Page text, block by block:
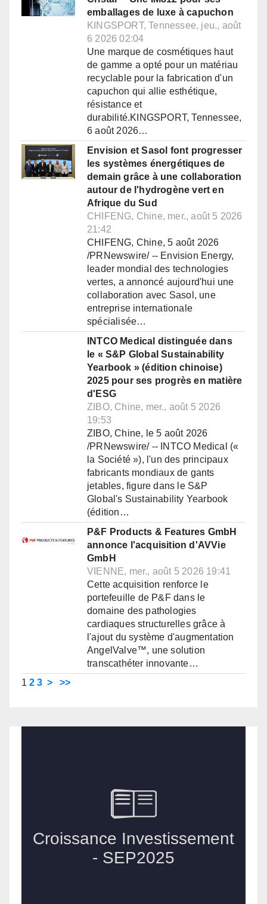
emballages de luxe à capuchon
KINGSPORT, Tennessee, jeu., août
6 2026 02:04
Une marque de cosmétiques haut
de gamme a opté pour un matériau
recyclable pour la fabrication d'un
capuchon qui allie esthétique,
résistance et
durabilité.KINGSPORT, Tennessee,
6 août 2026…
Envision et Sasol font progresser
les systèmes énergétiques de
demain grâce à une collaboration
autour de l'hydrogène vert en
Afrique du Sud
CHIFENG, Chine, mer., août 5 2026
21:42
CHIFENG, Chine, 5 août 2026
/PRNewswire/ -- Envision Energy,
leader mondial des technologies
vertes, a annoncé aujourd'hui une
collaboration avec Sasol, une
entreprise internationale
spécialisée…
INTCO Medical distinguée dans
le « S&P Global Sustainability
Yearbook » (édition chinoise)
2025 pour ses progrès en matière
d'ESG
ZIBO, Chine, mer., août 5 2026
19:53
ZIBO, Chine, le 5 août 2026
/PRNewswire/ -- INTCO Medical («
la Société »), l'un des principaux
fabricants mondiaux de gants
jetables, figure dans le S&P
Global's Sustainability Yearbook
(édition…
P&F Products & Features GmbH
annonce l'acquisition d'AVVie
GmbH
VIENNE, mer., août 5 2026 19:41
Cette acquisition renforce le
portefeuille de P&F dans le
domaine des pathologies
cardiaques structurelles grâce à
l'ajout du système d'augmentation
AngelValve™, une solution
transcathéter innovante…
1 2 3 > >>